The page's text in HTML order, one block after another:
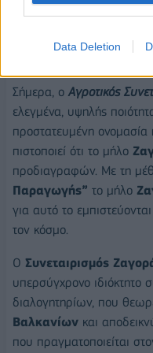
Data Deletion
Ζαγοράςκαι του
Σήμερα, ο Aγροτικός
ελεγμένα, υψηλής
προστατευμένη
πιστοποιεί ότι το μήλο
προδιαγραφών. Με τη
Παραγωγής” το μήλο
για αυτό το
τον κόσμο.
Ο Συνεταιρισμός
υπερσύγχρονο
διαλογητηρίων, που
Βαλκανίων και
που πραγματοποιείται